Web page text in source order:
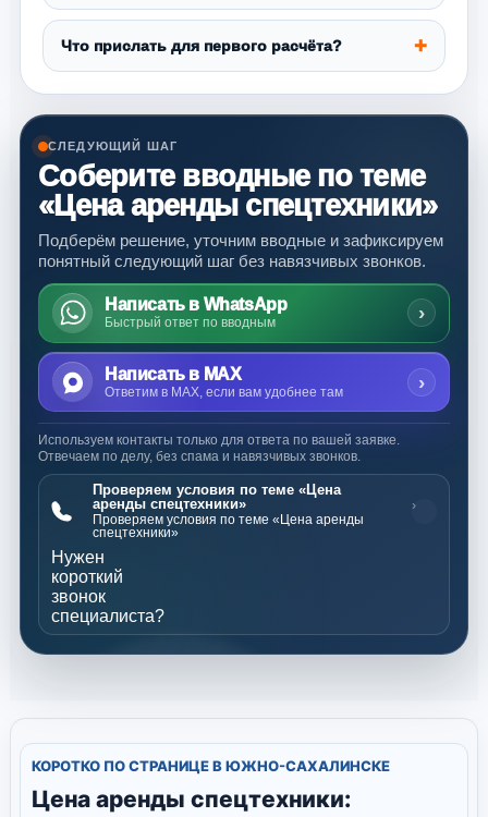
Что прислать для первого расчёта?
СЛЕДУЮЩИЙ ШАГ
Соберите вводные по теме
«Цена аренды спецтехники»
Подберём решение, уточним вводные и зафиксируем
понятный следующий шаг без навязчивых звонков.
Написать в WhatsApp
Быстрый ответ по вводным ›
Написать в MAX
Ответим в MAX, если вам удобнее там ›
Используем контакты только для ответа по вашей заявке.
Отвечаем по делу, без спама и навязчивых звонков.
Проверяем условия по теме «Цена
аренды спецтехники»
Проверяем условия по теме «Цена аренды
спецтехники»
›
Нужен
короткий
звонок
специалиста?
КОРОТКО ПО СТРАНИЦЕ В ЮЖНО-САХАЛИНСКЕ
Цена аренды спецтехники: